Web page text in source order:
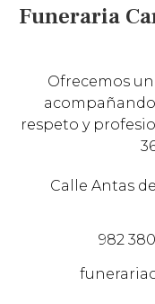
Funeraria
Ofrecemos
respeto y
Calle Antas
982 380